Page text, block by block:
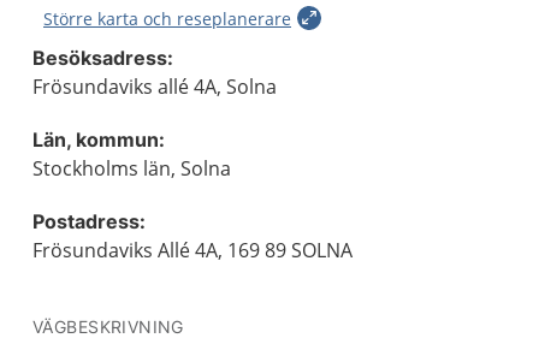
Större karta och reseplanerare
Besöksadress:
Frösundaviks allé 4A, Solna
Län, kommun:
Stockholms län, Solna
Postadress:
Frösundaviks Allé 4A, 169 89 SOLNA
VÄGBESKRIVNING